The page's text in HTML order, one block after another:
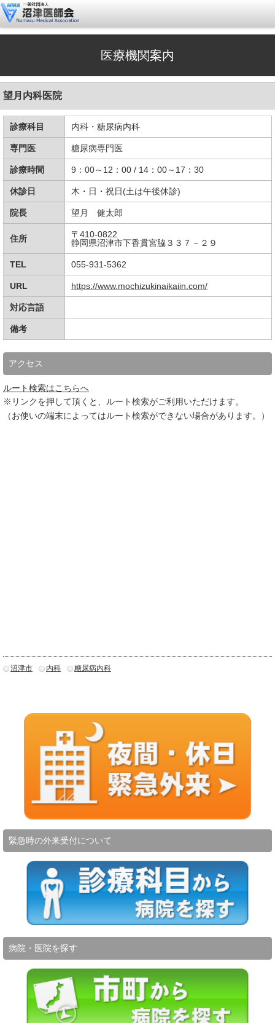
医療機関案内
望月内科医院
診療科目 内科・糖尿病内科
専門医 糖尿病専門医
診療時間 9：00～12：00 / 14：00～17：30
休診日 木・日・祝日(土は午後休診)
院長 望月 健太郎
住所
〒410-0822
静岡県沼津市下香貫宮脇３３７－２９
TEL 055-931-5362
URL https://www.mochizukinaikaiin.com/
対応言語
備考
アクセス
ルート検索はこちらへ
※リンクを押して頂くと、ルート検索がご利用いただけます。
（お使いの端末によってはルート検索ができない場合があります。）
沼津市 内科 糖尿病内科
緊急時の外来受付について
病院・医院を探す